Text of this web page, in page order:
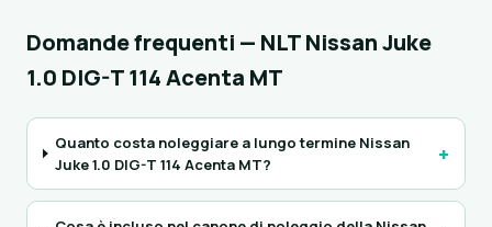
Domande frequenti — NLT Nissan Juke
1.0 DIG-T 114 Acenta MT
Quanto costa noleggiare a lungo termine Nissan
Juke 1.0 DIG-T 114 Acenta MT?
+